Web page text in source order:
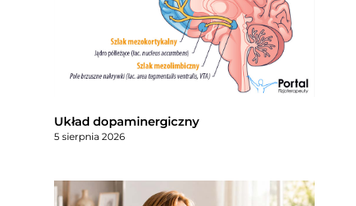
Układ dopaminergiczny
5 sierpnia 2026